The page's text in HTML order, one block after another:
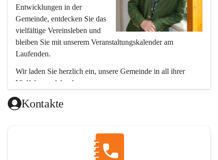
Entwicklungen in der
Gemeinde, entdecken Sie das
vielfältige Vereinsleben und
bleiben Sie mit unserem Veranstaltungskalender am
Laufenden.
Wir laden Sie herzlich ein, unsere Gemeinde in all ihrer
Vielfalt zu erleben!
Ihr Bürgermeister
Hubert Zinner
Kontakte